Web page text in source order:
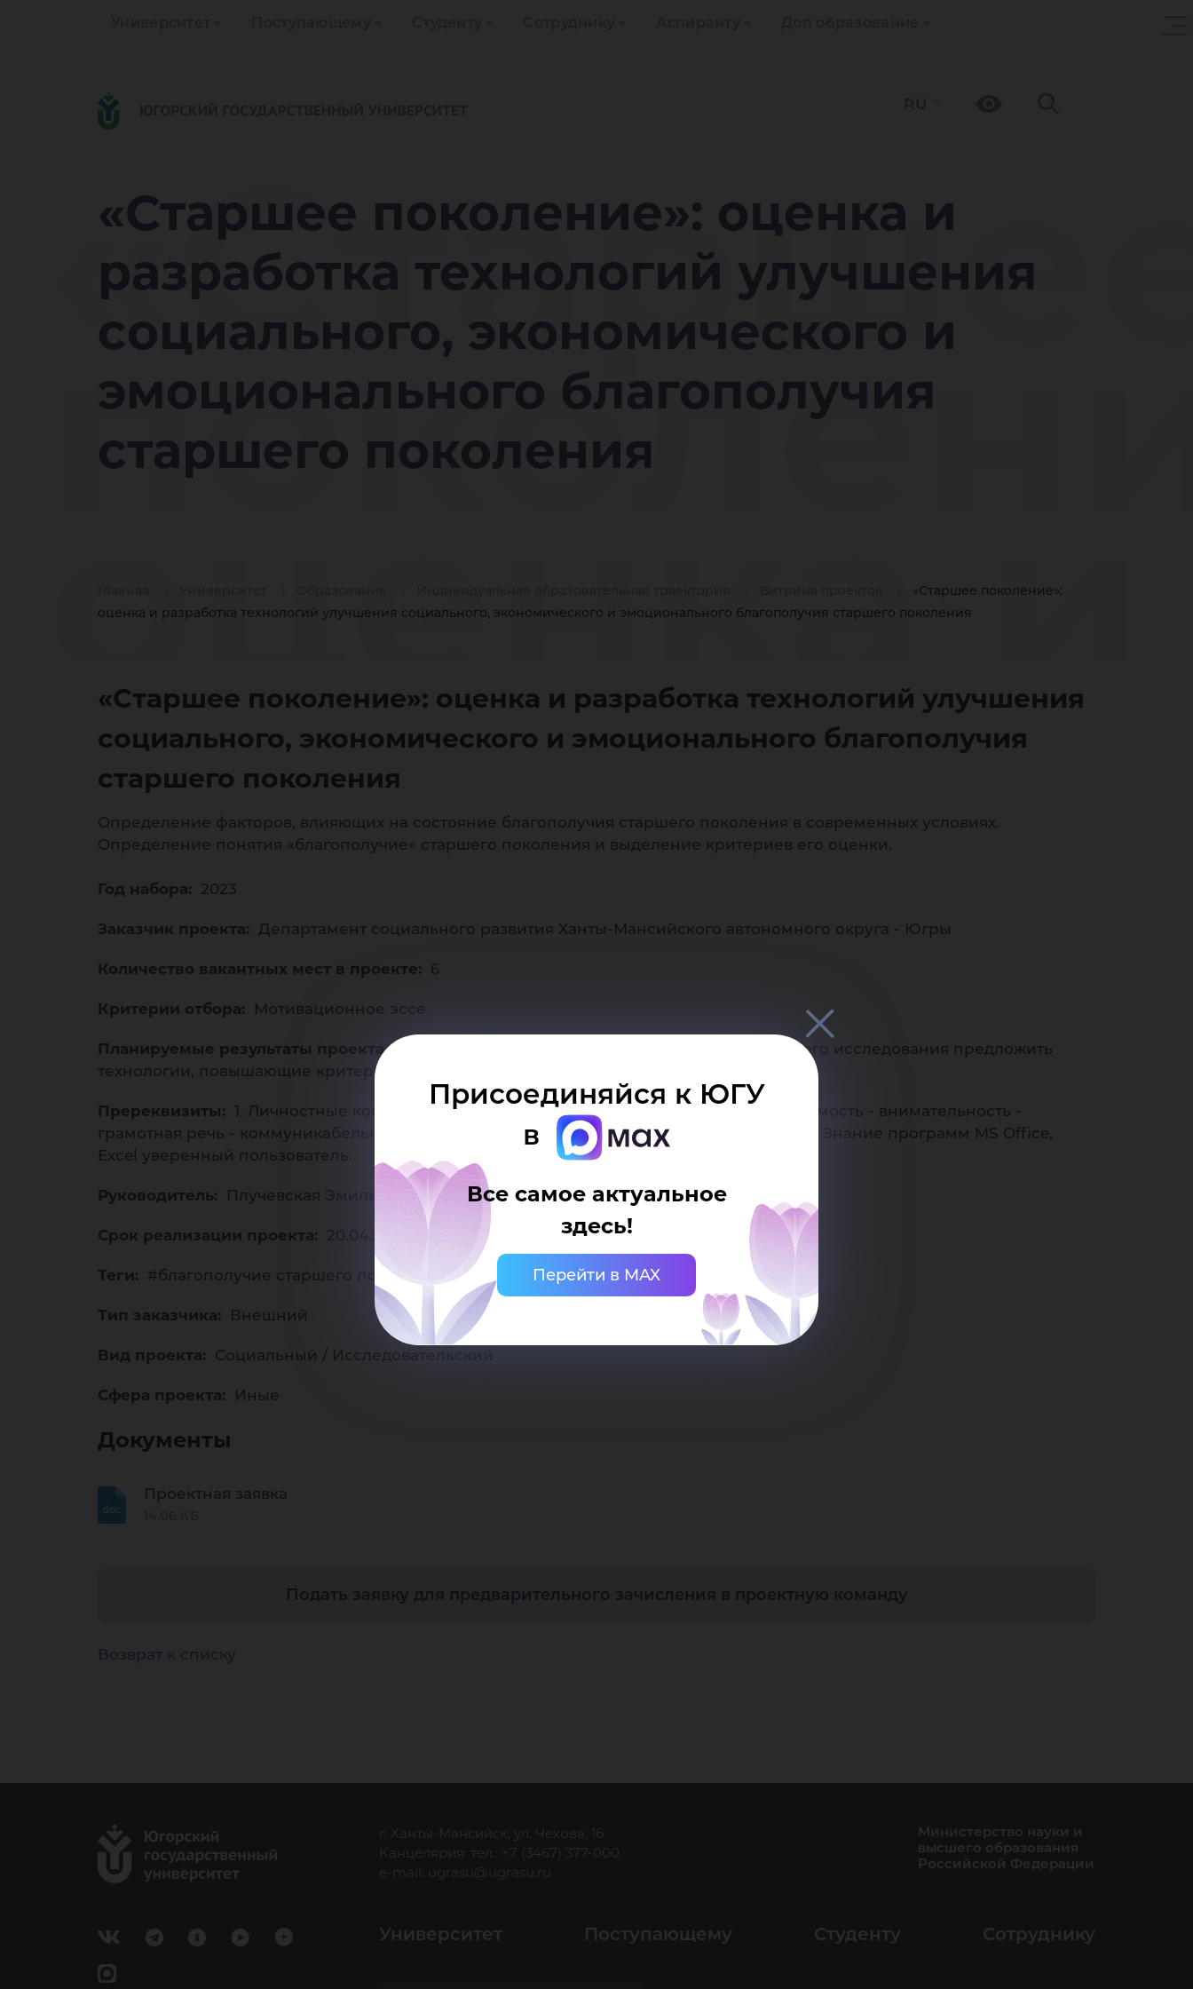
«Старшее поколение»: оценка и
разработка технологий улучшения
социального, экономического и
эмоционального благополучия
старшего поколения
«Старшее поколение»:
оценка и разработка технологий улучшения социального, экономического и эмоционального благополучия старшего поколения
оценка и
и
Присоединяйся к ЮГУ
в
Все самое актуальное
здесь!
Перейти в MAX
«Старшее поколение»: оценка и разработка технологий улучшения
социального, экономического и эмоционального благополучия
старшего поколения
Определение факторов, влияющих на состояние благополучия старшего поколения в современных условиях.
Определение понятия «благополучие» старшего поколения и выделение критериев его оценки.
Год набора: 2023
Заказчик проекта: Департамент социального развития Ханты-Мансийского автономного округа - Югры
Количество вакантных мест в проекте: 6
Критерии отбора: Мотивационное эссе
Планируемые результаты проекта, что предстоит сделать:
На основании проведенного исследования предложить
технологии, повышающие критерии «благополучия» старшего поколения
Пререквизиты: 1. Личностные компетенции: - лояльность к компании - быстрая обучаемость - внимательность -
грамотная речь - коммуникабельность - пунктуальность - умение работать в команде. 2. Знание программ MS Office,
Exсel уверенный пользователь.
Руководитель: Плучевская Эмилия Валерьевна
Срок реализации проекта: 20.04.2025
Теги: #благополучие старшего поколения
Тип заказчика: Внешний
Вид проекта: Социальный / Исследовательский
Сфера проекта: Иные
Документы
Проектная заявка
Подать заявку для предварительного зачисления в проектную команду
Возврат к списку
г. Ханты-Мансийск, ул. Чехова, 16
Канцелярия: тел.: +7 (3467) 377-000
e-mail:
ugrasu@ugrasu.ru
Министерство науки и
высшего образования
Российской Федерации
Университет Поступающему Студенту Сотруднику